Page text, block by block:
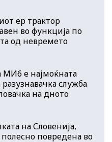
ер трактор
во функција по
од невремето
МИ6 е најмоќната
служба
на дното
на Словенија,
повредена во